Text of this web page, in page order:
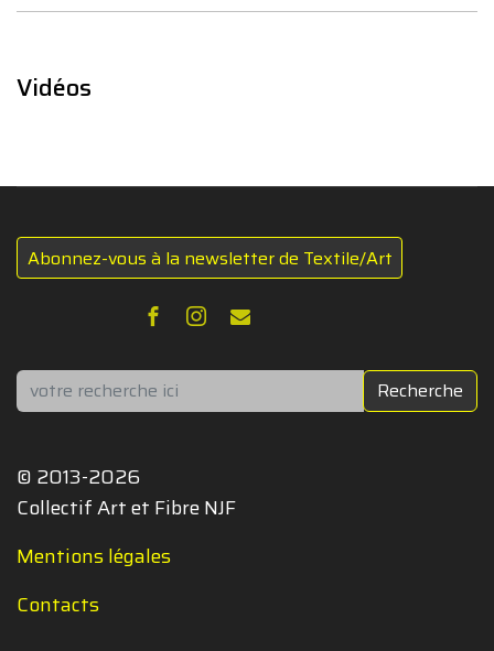
Vidéos
Abonnez-vous à la newsletter de Textile/Art
Rechercher Recherche
© 2013-2026
Collectif Art et Fibre NJF
Mentions légales
Contacts